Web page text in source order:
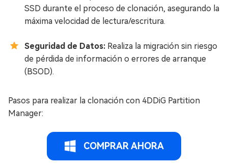
SSD durante el proceso de clonación, asegurando la
máxima velocidad de lectura/escritura.
Seguridad de Datos: Realiza la migración sin riesgo
de pérdida de información o errores de arranque
(BSOD).
Pasos para realizar la clonación con 4DDiG Partition
Manager:
COMPRAR AHORA